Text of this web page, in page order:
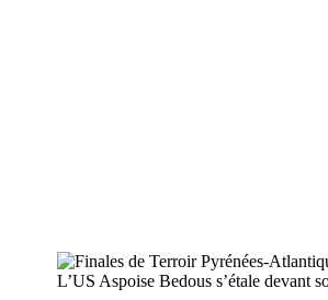
L’US Aspoise Bedous s’étale devant